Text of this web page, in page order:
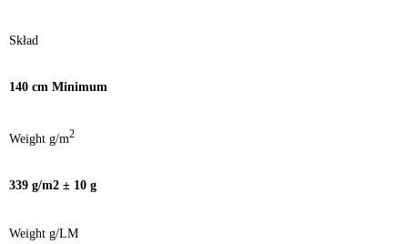
Skład
140 cm Minimum
Weight g/m2
339 g/m2 ± 10 g
Weight g/LM